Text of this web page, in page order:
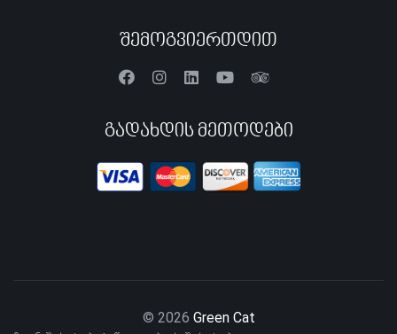
Შემოგვიერთდით
Გადახდის Მეთოდები
© 2026 Green Cat